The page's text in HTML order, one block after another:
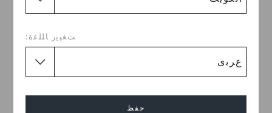
ﺖﻐﻴﻳﺭ ﺎﻠﻠﻏﺓ:
حفظ
كلوغ بايا للأطفال